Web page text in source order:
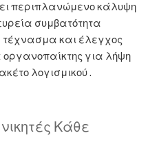
περιπλανώμενο κάλυψη
συμβατότητα
τέχνασμα και έλεγχος
για λήψη
λογισμικού .
Κάθε